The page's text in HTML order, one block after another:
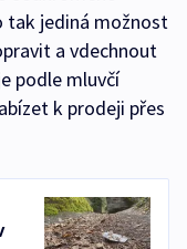
tak jediná možnost
a vdechnout
podle mluvčí
k prodeji přes